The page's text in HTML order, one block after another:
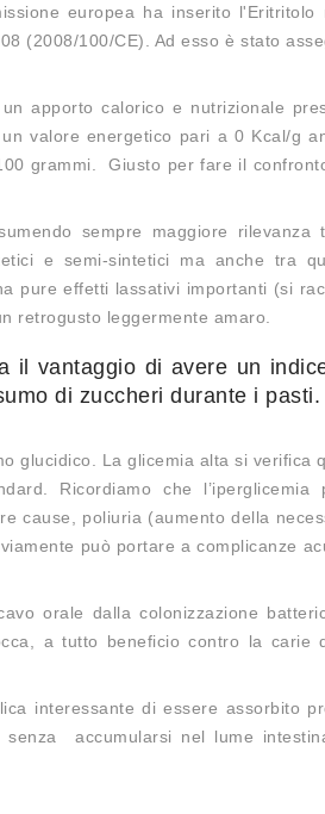
europea ha inserito l'Eritritolo
(2008/100/CE). Ad esso è stato
apporto calorico e nutrizionale
valore energetico pari a 0 Kcal/g
grammi. Giusto per fare il
sempre maggiore rilevanza
e semi-sintetici ma anche tra
pure effetti lassativi importanti (si
retrogusto leggermente amaro.
il vantaggio di avere un
di zuccheri durante i pasti.
glucidico. La glicemia alta si verifica
Ricordiamo che l’iperglicemia
cause, poliuria (aumento della
può portare a complicanze
orale dalla colonizzazione
a tutto beneficio contro la carie
interessante di essere assorbito
accumularsi nel lume